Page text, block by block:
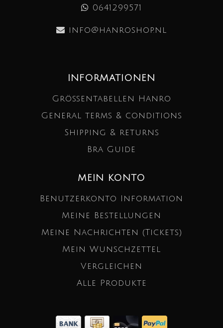
0641299571
info@hanroshop.nl
INFORMATIONEN
Größentabellen Hanro
General terms & conditions
Shipping & returns
Bra Guide
MEIN KONTO
Benutzerkonto Information
Meine Bestellungen
Meine Nachrichten (Tickets)
Mein Wunschzettel
Vergleichen
Alle Produkte